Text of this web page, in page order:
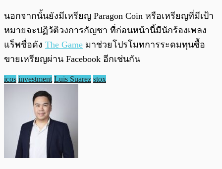
นอกจากนั้นยังมีเหรียญ Paragon Coin หรือเหรียญที่มีเป้า
หมายจะปฏิวัติวงการกัญชา ที่ก่อนหน้านี้มีนักร้องเพลง
แร็พชื่อดัง The Game มาช่วยโปรโมทการระดมทุนซื้อ
ขายเหรียญผ่าน Facebook อีกเช่นกัน
icos investment Luis Suarez stox